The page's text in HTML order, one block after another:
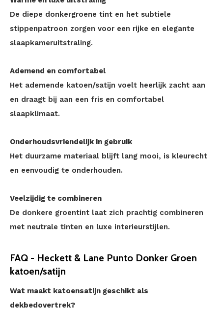
De diepe donkergroene tint en het subtiele
stippenpatroon zorgen voor een rijke en elegante
slaapkameruitstraling.
Ademend en comfortabel
Het ademende katoen/satijn voelt heerlijk zacht aan
en draagt bij aan een fris en comfortabel
slaapklimaat.
Onderhoudsvriendelijk in gebruik
Het duurzame materiaal blijft lang mooi, is kleurecht
en eenvoudig te onderhouden.
Veelzijdig te combineren
De donkere groentint laat zich prachtig combineren
met neutrale tinten en luxe interieurstijlen.
FAQ - Heckett & Lane Punto Donker Groen
katoen/satijn
Wat maakt katoensatijn geschikt als
dekbedovertrek?